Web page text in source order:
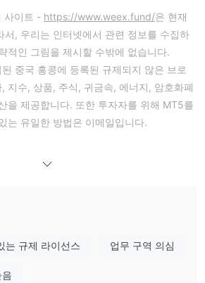
사이트 - https://www.weex.fund/은 현재
서, 우리는 인터넷에서 관련 정보를 수집하
적인 그림을 제시할 수밖에 없습니다.
중국 홍콩에 등록된 규제되지 않은 브로
지수, 상품, 주식, 귀금속, 에너지, 암호화폐
을 제공합니다. 또한 투자자를 위해 MT5를
는 유일한 방법은 이메일입니다.
는 규제 라이선스 업무 구역 의심